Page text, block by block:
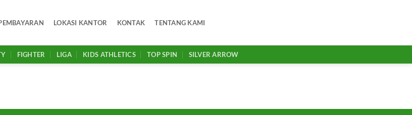
LOKASI KANTOR KONTAK TENTANG KAMI
FIGHTER LIGA KIDS ATHLETICS TOP SPIN SILVER ARROW